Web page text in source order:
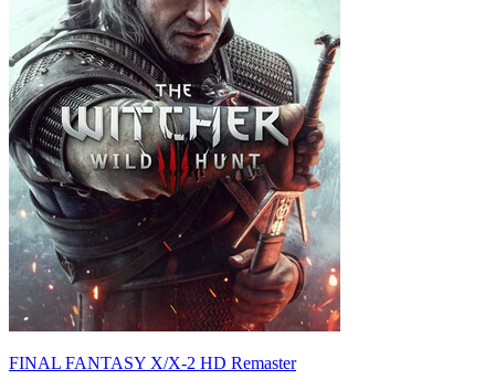
FINAL FANTASY X/X-2 HD Remaster